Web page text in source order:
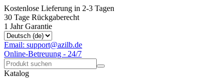
Kostenlose Lieferung in 2-3 Tagen
30 Tage Rückgaberecht
1 Jahr Garantie
Email: support@azilb.de
Online-Betreuung - 24/7
Katalog